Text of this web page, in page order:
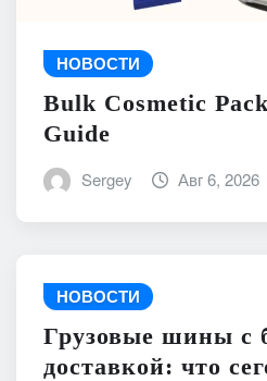
НОВОСТИ
Bulk Cosmetic
Guide
Sergey Авг 6, 2026
НОВОСТИ
Грузовые шины с
доставкой: что